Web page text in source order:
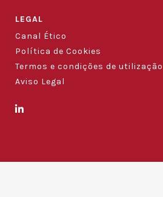
LEGAL
Canal Ético
Política de Cookies
Termos e condições de utilização
Aviso Legal